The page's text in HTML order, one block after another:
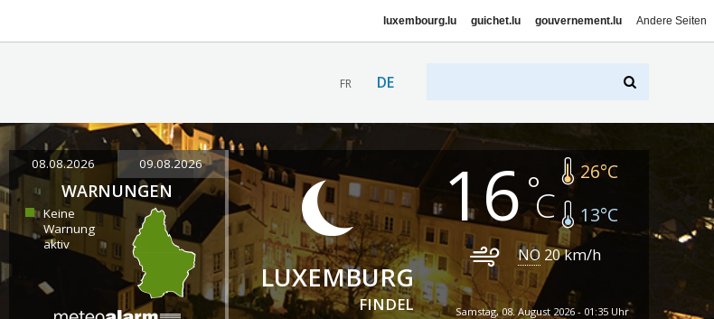
luxembourg.lu guichet.lu gouvernement.lu Andere Seiten
FR DE
08.08.2026 09.08.2026
WARNUNGEN
Keine
Warnung
aktiv
LUXEMBURG
FINDEL
16 26°C
13°C
NO 20km/h
Samstag, 08. August 2026 - 01:35 Uhr